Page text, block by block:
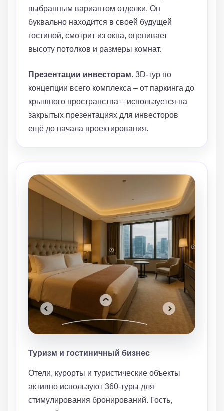
выбранным вариантом отделки. Он
буквально находится в своей будущей
гостиной, смотрит из окна, оценивает
высоту потолков и размеры комнат.
Презентации инвесторам. 3D-тур по
концепции всего комплекса – от паркинга до
крышного пространства – используется на
закрытых презентациях для инвесторов
ещё до начала проектирования.
Туризм и гостиничный бизнес
Отели, курорты и туристические объекты
активно используют 360-туры для
стимулирования бронирований. Гость,